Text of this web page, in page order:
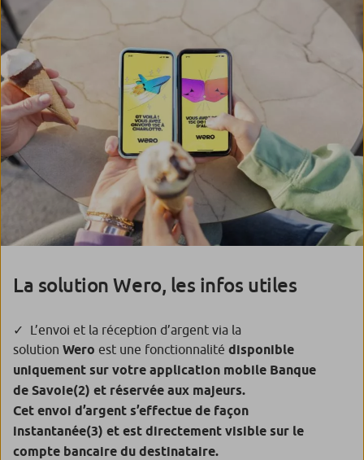
La solution Wero, les infos utiles
L’envoi et la réception d’argent via la
solution Wero est une fonctionnalité disponible
uniquement sur votre application mobile Banque
de Savoie(2) et réservée aux majeurs.
Cet envoi d’argent s’effectue de façon
instantanée(3) et est directement visible sur le
compte bancaire du destinataire.